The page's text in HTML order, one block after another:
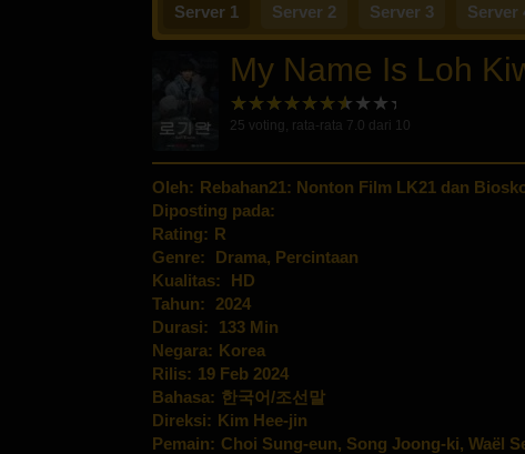
Server 1 Server 2 Server 3 Server
My Name Is Loh
25 voting, rata-rata 7.0 dari 10
Oleh: Rebahan21: Nonton Film LK21 dan
Diposting pada:
Rating: R
Genre:
Drama, Percintaan
Kualitas:
HD
Tahun:
2024
Durasi:
133 Min
Negara: Korea
Rilis: 19 Feb 2024
Bahasa: 한국어/조선말
Direksi: Kim Hee-jin
Pemain: Choi Sung-eun, Song Joong-ki, Waël